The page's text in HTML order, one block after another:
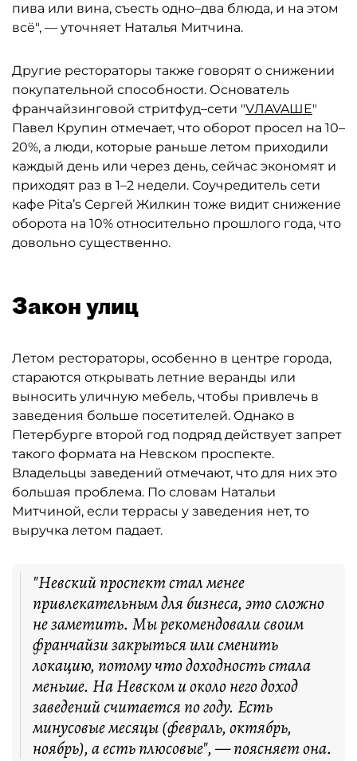
пива или вина, съесть одно–два блюда, и на этом
всё", — уточняет Наталья Митчина.
Другие рестораторы также говорят о снижении
покупательной способности. Основатель
франчайзинговой стритфуд–сети "VЛAVAШЕ"
Павел Крупин отмечает, что оборот просел на 10–
20%, а люди, которые раньше летом приходили
каждый день или через день, сейчас экономят и
приходят раз в 1–2 недели. Соучредитель сети
кафе Pita’s Сергей Жилкин тоже видит снижение
оборота на 10% относительно прошлого года, что
довольно существенно.
Закон улиц
Летом рестораторы, особенно в центре города,
стараются открывать летние веранды или
выносить уличную мебель, чтобы привлечь в
заведения больше посетителей. Однако в
Петербурге второй год подряд действует запрет
такого формата на Невском проспекте.
Владельцы заведений отмечают, что для них это
большая проблема. По словам Натальи
Митчиной, если террасы у заведения нет, то
выручка летом падает.
"Невский проспект стал менее
привлекательным для бизнеса, это сложно
не заметить. Мы рекомендовали своим
франчайзи закрыться или сменить
локацию, потому что доходность стала
меньше. На Невском и около него доход
заведений считается по году. Есть
минусовые месяцы (февраль, октябрь,
ноябрь), а есть плюсовые", — поясняет она.